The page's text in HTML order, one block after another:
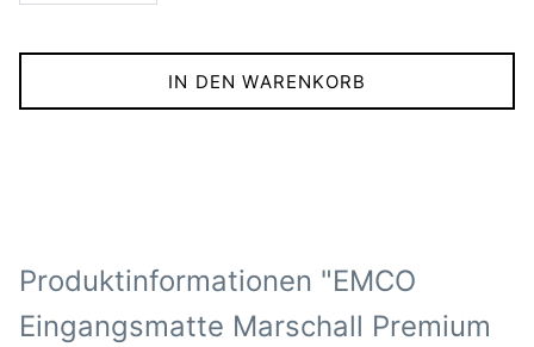
IN DEN WARENKORB
Produktinformationen "EMCO
Eingangsmatte Marschall Premium